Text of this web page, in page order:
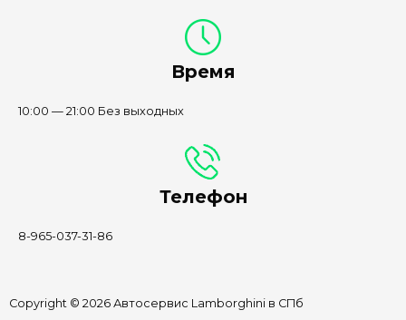
Время
10:00 — 21:00 Без выходных
Телефон
8-965-037-31-86
Copyright © 2026 Автосервис Lamborghini в СПб